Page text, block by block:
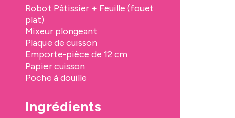
Robot Pâtissier + Feuille (fouet
plat)
Mixeur plongeant
Plaque de cuisson
Emporte-pièce de 12 cm
Papier cuisson
Poche à douille
Ingrédients